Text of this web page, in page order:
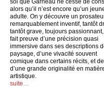
soi que Garneau ne cesse de
alors qu’il n’est encore qu’un
adulte. On y découvre un
remarquablement inventif, tantôt
tantôt grave, toujours
fait preuve d’une précision quasi
immersive dans ses descriptions
paysage, d’une vivacité souvent
comique dans certains récits, et
d’une grande originalité en
artistique.
suite…